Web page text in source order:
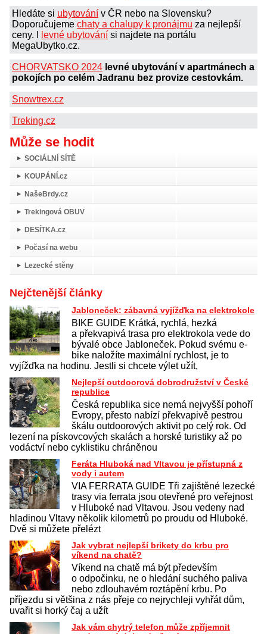
Hledáte si ubytování v ČR nebo na Slovensku?
Doporučujeme chaty a chalupy k pronájmu za nejlepší
ceny. I
levné ubytování si najdete na portálu
MegaUbytko.cz.
CHORVATSKO 2024 levné ubytování v apartmánech a
pokojích po celém Jadranu bez provize cestovkám.
Snowtrex.cz
Treking.cz
Může se hodit
SOCIÁLNÍ SÍTĚ
KOUPÁNÍ.cz
NašeBrdy.cz
Trekingová OBUV
DESÍTKA.cz
Počasí na webu
Lezecké stěny
Nejčtenější články
Jabloneček: zábavná vyjížďka na elektrokole
BIKE GUIDE Krátká, rychlá, hezká
a překvapivá trasa pro elektrokola vede do
bývalé obce Jabloneček. Pokud svému e-
bike naložíte maximální rychlost, je to
vyjížďka na hodinu. Jestli si chcete výlet užít,
Nejlepší outdoorová dobrodružství v České
republice
Česká republika sice nemá nejvyšší pohoří
Evropy, přesto nabízí překvapivě pestrou
škálu outdoorových aktivit po celý rok. Od
lezení na pískovcových skalách a horské turistiky až po
vodáctví nebo cyklistiku chráněnou
Feráta Hluboká nad Vltavou je přístupná z
vody i autem
VIA FERRATA GUIDE Tři zajištěné lezecké
trasy via ferrata jsou otevřené pro veřejnost
v Hluboké nad Vltavou. Jsou vedeny nad
hladinou Vltavy několik kilometrů po proudu od Hluboké.
Dvě si můžete přelézt
Jak vybrat nejlepší brikety do krbu pro
víkend na chatě?
Víkend na chatě má být především
o odpočinku, ne o hledání suchého paliva
nebo zdlouhavém roztápění krbu. Po
příjezdu si většina z nás přeje co nejrychleji vyhřát dům,
uvařit si horký čaj a užít
Jak vám chytrý telefon může zpříjemnit